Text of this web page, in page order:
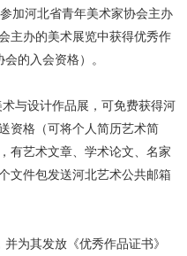
加河北省青年美术家协会主办
主办的美术展览中获得优秀作
的入会资格）。
与设计作品展，可免费获得河
资格（可将个人简历艺术简
有艺术文章、学术论文、名家
文件包发送河北艺术公共邮箱
为其发放《优秀作品证书》